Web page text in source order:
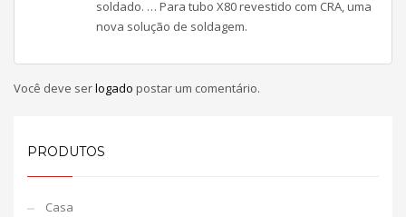
soldado. … Para tubo X80 revestido com CRA, uma
nova solução de soldagem.
Você deve serlogado postar um comentário.
PRODUTOS
Casa